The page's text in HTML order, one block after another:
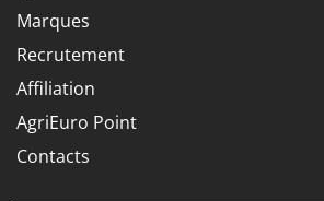
Marques
Recrutement
Affiliation
AgriEuro Point
Contacts